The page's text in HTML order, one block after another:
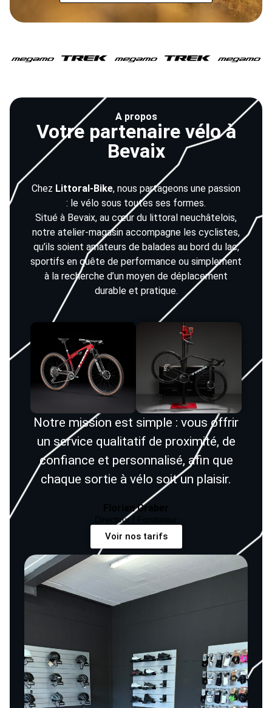
A propos
Votre partenaire vélo à
Bevaix
Chez Littoral-Bike, nous partageons une passion
: le vélo sous toutes ses formes.
Situé à Bevaix, au cœur du littoral neuchâtelois,
notre atelier-magasin accompagne les cyclistes,
qu’ils soient amateurs de balades au bord du lac,
sportifs en quête de performance ou simplement
à la recherche d’un moyen de déplacement
durable et pratique.
Notre mission est simple : vous offrir
un service qualitatif de proximité, de
confiance et personnalisé, afin que
chaque sortie à vélo soit un plaisir.
Florian Graber
Directeur / Fondateur
Voir nos tarifs